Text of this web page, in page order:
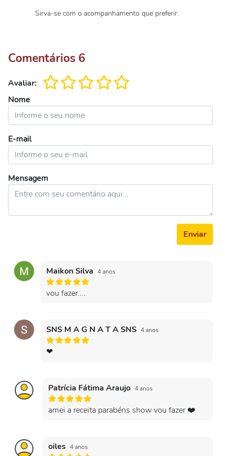
Sirva-se com o acompanhamento que preferir.
Comentários 6
Avaliar:
Nome
E-mail
Mensagem
Enviar
Maikon Silva 4 anos
vou fazer....
SNS M A G N A T A SNS 4 anos
❤
Patrícia Fátima Araujo 4 anos
amei a receita parabéns show vou fazer ❤️
oiles 4 anos